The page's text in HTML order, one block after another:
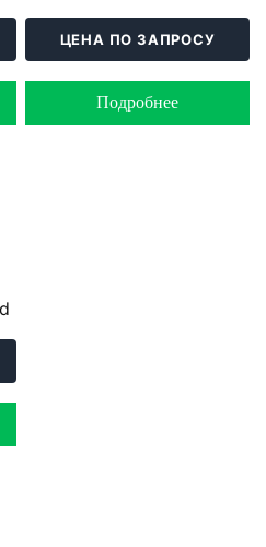
ЦЕНА ПО ЗАПРОСУ
Подробнее